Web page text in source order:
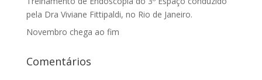
pela Dra Viviane Fittipaldi, no Rio de Janeiro.
Novembro chega ao fim
Comentários